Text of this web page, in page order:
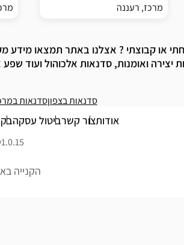
מרכז, רעננה
או קבוצתי ? אצלנו באתר תמצאו מידע
יצירה ואומנות, סדנאות אלכוהול ועוד
סדנאות בצפוןסדנאות
אודותצור קשרביטול עסקה
הקנייה